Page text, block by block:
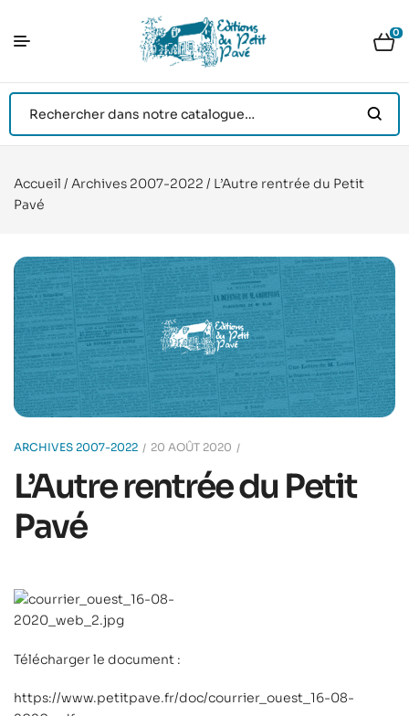
0
Accueil / Archives 2007-2022 / L’Autre rentrée du Petit
Pavé
ARCHIVES 2007-2022 20 AOÛT 2020
L’Autre rentrée du Petit
Pavé
Télécharger le document :
https://www.petitpave.fr/doc/courrier_ouest_16-08-